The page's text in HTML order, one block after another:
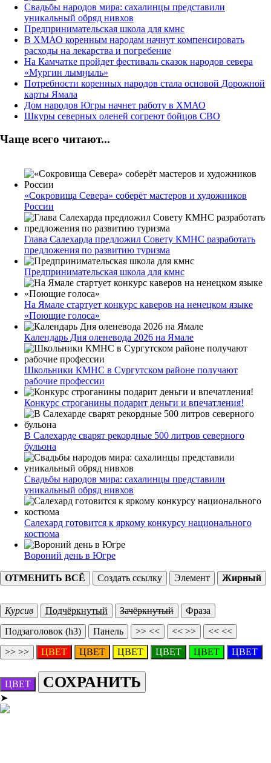
Свадьбы народов мира: сахалинцы представили
уникальный обряд нивхов
Предпринимательская школа для кмнс
В ХМАО коренным народам начнут компенсировать
расходы на лекарства и погребение
На Камчатке пройдет фестиваль сказок народов севера
«Мургин лымӈыль»
Потребности коренных народов стала основой Дорожной
карты Ямала
Дом народов Югры начнет работу в ХМАО
Шкуры северных оленей согреют бойцов СВО
Чаще всего читают...
«Сокровища Севера» соберёт мастеров и художников
России
Глава Салехарда предложил Совету КМНС разработать
предложения по развитию туризма
Предпринимательская школа для кмнс
На Ямале стартует конкурс каверов на ненецком языке
«Поющие голоса»
Календарь Дня оленевода 2026 на Ямале
Школьники КМНС в Сургутском районе получают
рабочие профессии
Конкурс строганины подарит деньги и впечатления!
В Салехарде сварят рекордные 500 литров северного
бульона
Свадьбы народов мира: сахалинцы представили
уникальный обряд нивхов
Салехард готовится к яркому конкурсу национального
костюма
Вороний день в Югре
ОТМЕНИТЬ ВСЁ Создать ссылку Элемент Жирный
Курсив Подчёркнутый Зачёркнутый
Фраза
Подзаголовок (h3)
Панель >> << << >>
<< <<
>> >>
ЦВЕТ ЦВЕТ ЦВЕТ ЦВЕТ ЦВЕТ ЦВЕТ
ЦВЕТ СОХРАНИТЬ
➤